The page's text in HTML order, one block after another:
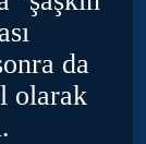
da
olarak